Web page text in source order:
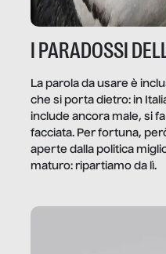
I PARADOSSI
La parola da usare è
che si porta dietro: in
include ancora male, si
facciata. Per fortuna,
aperte dalla politica
maturo: ripartiamo da lì.